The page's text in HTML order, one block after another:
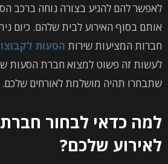
לאפשר להם להגיע בצורה נוחה ברכב
אותם בסוף האירוע לבית שלהם. כיום
חברות המציעות שירות הסעות
לעשות זה פשוט למצוא חברת הסעות
שתבחרו תהיה מושלמת לאורחים שלכם.
למה כדאי לבחור
לאירוע שלכם?